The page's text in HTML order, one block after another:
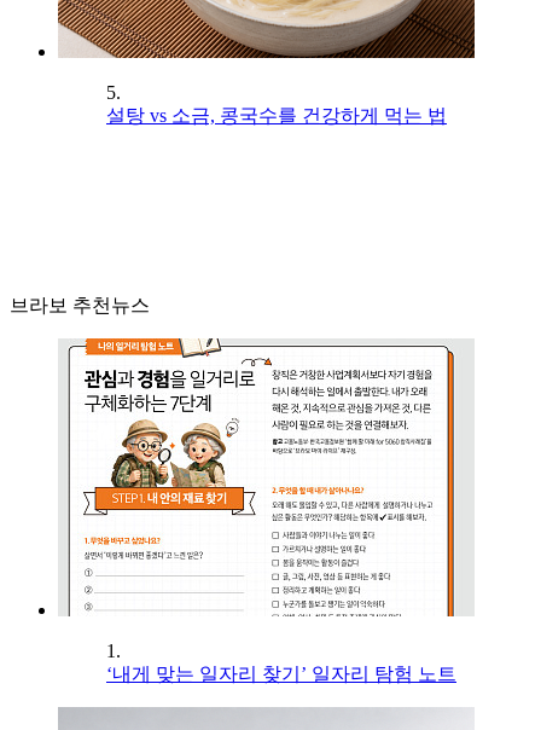
5.
설탕 vs 소금, 콩국수를 건강하게 먹는 법
브라보 추천뉴스
1.
‘내게 맞는 일자리 찾기’ 일자리 탐험 노트